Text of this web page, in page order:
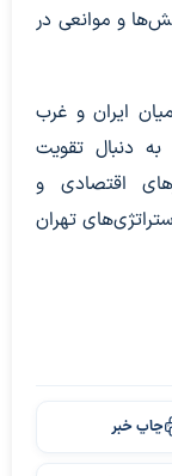
چالش‌ها و موانعی در
ایران و غرب
دنبال تقویت
اقتصادی و
تهران
چاپ خبر